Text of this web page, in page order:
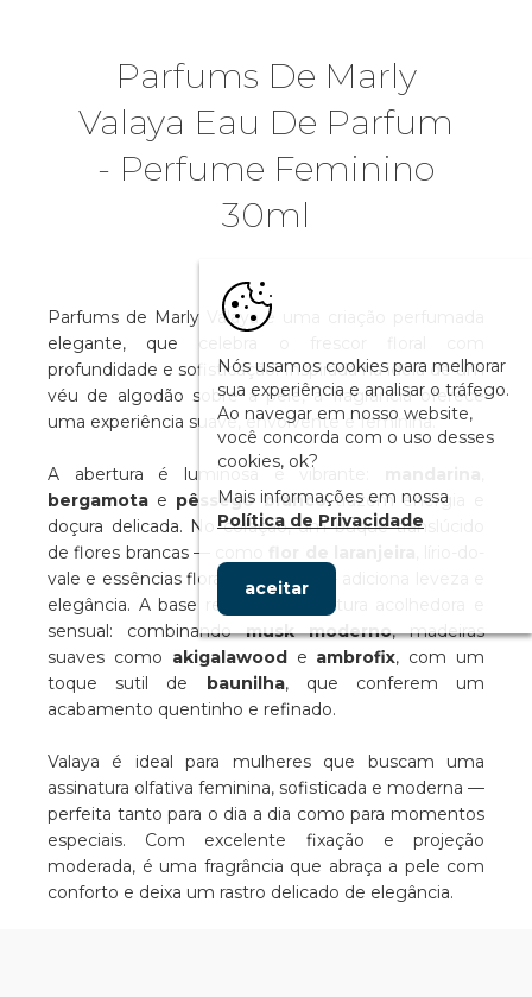
Parfums De Marly
Valaya Eau De Parfum
- Perfume Feminino
30ml
Parfums de Marly Valaya é uma criação perfumada
elegante, que celebra o frescor floral com
profundidade e sofisticação. Inspirada na ideia de um
véu de algodão sobre a pele, a fragrância oferece
uma experiência suave, envolvente e feminina.
A abertura é luminosa e vibrante:
bergamota e pêssego brancotrazem energia e
doçura delicada. No coração, um buquê translúcido
de flores brancas — como
vale e essências florais refinadas — adiciona leveza e
elegância. A base revela uma textura acolhedora e
sensual: combinandomusk moderno, madeiras
suaves como akigalawoode ambrofix, com um
toque sutil de baunilha, que conferem um
acabamento quentinho e refinado.
Valaya é ideal para mulheres que buscam uma
assinatura olfativa feminina, sofisticada e moderna —
perfeita tanto para o dia a dia como para momentos
especiais. Com excelente fixação e projeção
moderada, é uma fragrância que abraça a pele com
conforto e deixa um rastro delicado de elegância.
Nós usamos cookies para melhorar
sua experiência e analisar o tráfego.
Ao navegar em nosso website,
você concorda com o uso desses
cookies, ok?
Mais informações em nossa
Política de Privacidade
aceitar